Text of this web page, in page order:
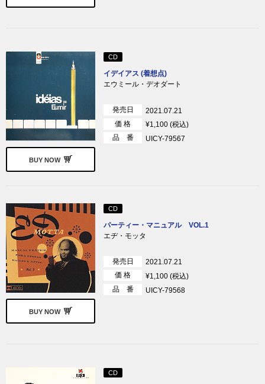
BUY NOW
CD
イデイアス (着想点)
エウミール・デオダート
発売日
2021.07.21
価 格
¥1,100 (税込)
品 番
UICY-79567
BUY NOW
CD
パーティー・マニュアル VOL.1
エヂ・モッタ
発売日
2021.07.21
価 格
¥1,100 (税込)
品 番
UICY-79568
CD